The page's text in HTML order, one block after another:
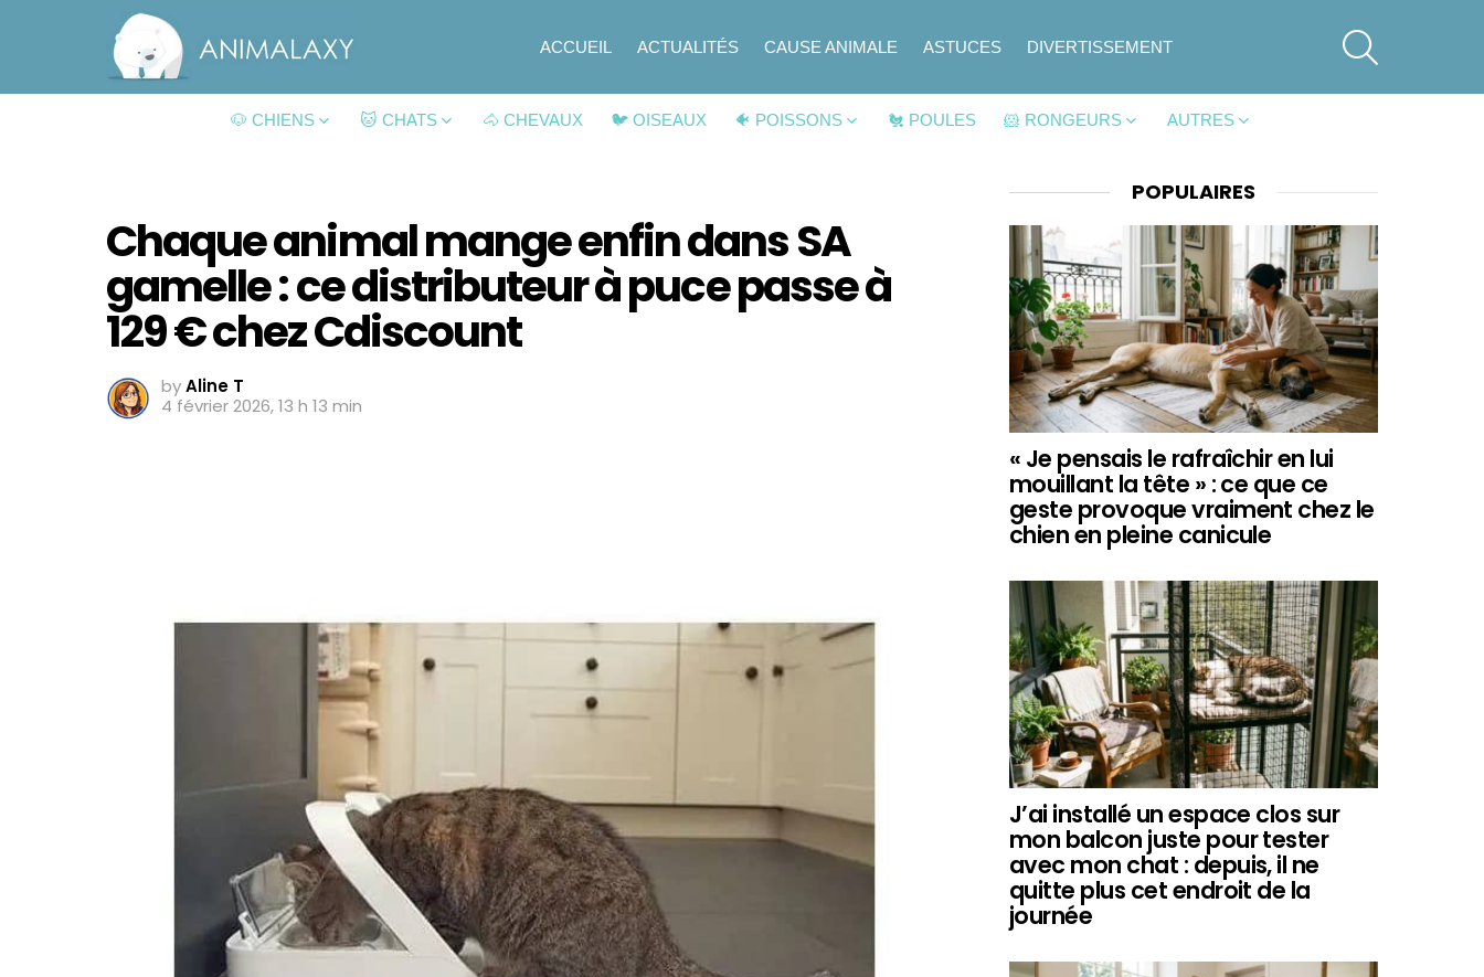
ACCUEIL ACTUALITÉS CAUSE ANIMALE ASTUCES DIVERTISSEMENT
🐶 CHIENS 🐱 CHATS 🐴 CHEVAUX 🐦 OISEAUX 🐠 POISSONS 🐔 POULES 🐹 RONGEURS AUTRES
Chaque animal mange enfin dans SA
gamelle : ce distributeur à puce passe à
129 € chez Cdiscount
byAline T
4 février 2026, 13 h 13 min
POPULAIRES
« Je pensais le rafraîchir en lui
mouillant la tête » : ce que ce
geste provoque vraiment chez le
chien en pleine canicule
J’ai installé un espace clos sur
mon balcon juste pour tester
avec mon chat : depuis, il ne
quitte plus cet endroit de la
journée